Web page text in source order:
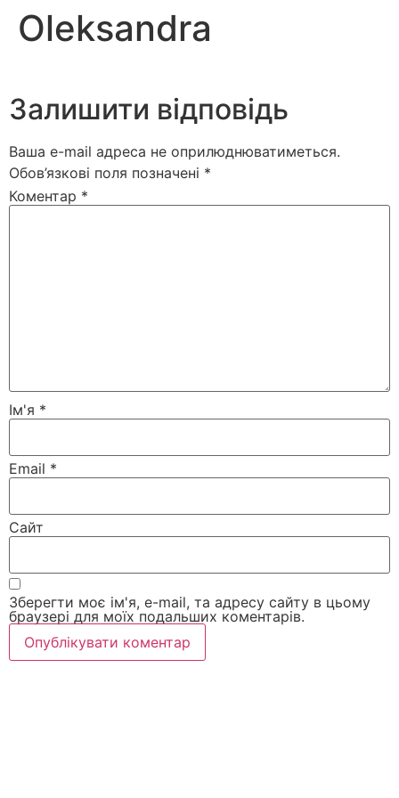
Oleksandra
Залишити відповідь
Ваша e-mail адреса не оприлюднюватиметься.
Обов’язкові поля позначені *
Коментар *
Ім'я *
Email *
Сайт
Зберегти моє ім'я, e-mail, та адресу сайту в цьому
браузері для моїх подальших коментарів.